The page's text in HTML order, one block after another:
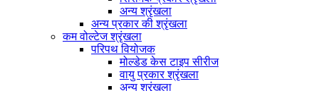
अन्य श्रृंखला
अन्य प्रकार की श्रृंखला
कम वोल्टेज श्रृंखला
परिपथ वियोजक
मोल्डेड केस टाइप सीरीज
वायु प्रकार श्रृंखला
अन्य श्रृंखला